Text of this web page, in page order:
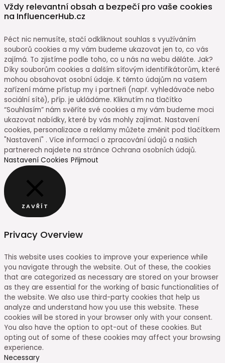
Vždy relevantní obsah a bezpečí pro vaše cookies
na InfluencerHub.cz
Péct nic nemusíte, stačí odkliknout souhlas s využíváním
souborů cookies a my vám budeme ukazovat jen to, co vás
zajímá. To zjistíme podle toho, co u nás na webu děláte. Jak?
Díky souborům cookies a dalším síťovým identifikátorům, které
mohou obsahovat osobní údaje. K těmto údajům na vašem
zařízení máme přístup my i partneři (např. vyhledávače nebo
sociální sítě), příp. je ukládáme. Kliknutím na tlačítko
“Souhlasím” nám svěříte své cookies a my vám budeme moci
ukazovat nabídky, které by vás mohly zajímat. Nastavení
cookies, personalizace a reklamy můžete změnit pod tlačítkem
"Nastavení" . Více informací o zpracování údajů a našich
partnerech najdete na stránce Ochrana osobních údajů.
Nastavení Cookies Přijmout
ZAVŘÍT
Privacy Overview
This website uses cookies to improve your experience while
you navigate through the website. Out of these, the cookies
that are categorized as necessary are stored on your browser
as they are essential for the working of basic functionalities of
the website. We also use third-party cookies that help us
analyze and understand how you use this website. These
cookies will be stored in your browser only with your consent.
You also have the option to opt-out of these cookies. But
opting out of some of these cookies may affect your browsing
experience.
Necessary